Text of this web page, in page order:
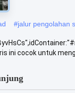
#jalur pengolahan
ini cocok untuk